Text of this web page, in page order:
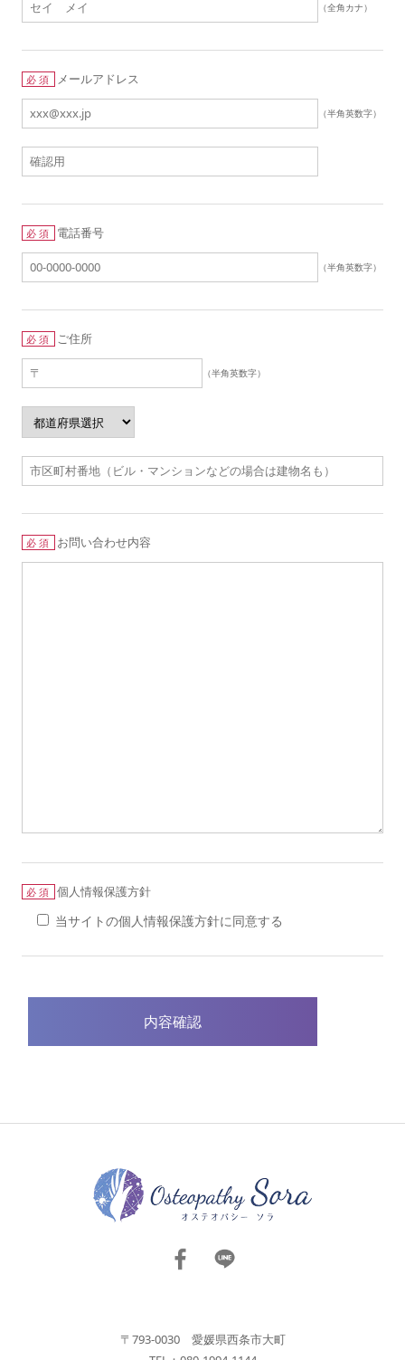
（全角カナ）
必須 メールアドレス
（半角英数字）
必須 電話番号
（半角英数字）
必須 ご住所
（半角英数字）
必須 お問い合わせ内容
必須 個人情報保護方針
当サイトの個人情報保護方針に同意する
〒793-0030 愛媛県西条市大町